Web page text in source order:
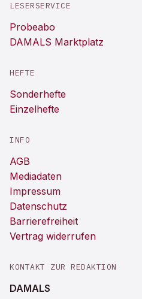
LESERSERVICE
Probeabo
DAMALS Marktplatz
HEFTE
Sonderhefte
Einzelhefte
INFO
AGB
Mediadaten
Impressum
Datenschutz
Barrierefreiheit
Vertrag widerrufen
KONTAKT ZUR REDAKTION
DAMALS